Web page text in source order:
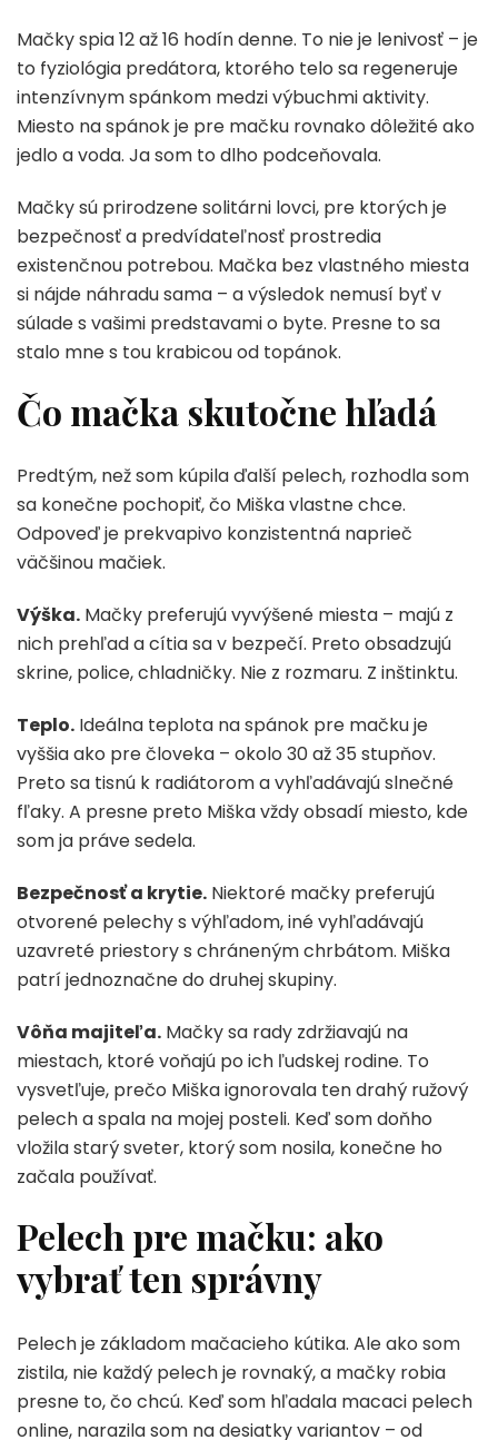
Mačky spia 12 až 16 hodín denne. To nie je lenivosť – je
to fyziológia predátora, ktorého telo sa regeneruje
intenzívnym spánkom medzi výbuchmi aktivity.
Miesto na spánok je pre mačku rovnako dôležité ako
jedlo a voda. Ja som to dlho podceňovala.
Mačky sú prirodzene solitárni lovci, pre ktorých je
bezpečnosť a predvídateľnosť prostredia
existenčnou potrebou. Mačka bez vlastného miesta
si nájde náhradu sama – a výsledok nemusí byť v
súlade s vašimi predstavami o byte. Presne to sa
stalo mne s tou krabicou od topánok.
Čo mačka skutočne hľadá
Predtým, než som kúpila ďalší pelech, rozhodla som
sa konečne pochopiť, čo Miška vlastne chce.
Odpoveď je prekvapivo konzistentná naprieč
väčšinou mačiek.
Výška. Mačky preferujú vyvýšené miesta – majú z
nich prehľad a cítia sa v bezpečí. Preto obsadzujú
skrine, police, chladničky. Nie z rozmaru. Z inštinktu.
Teplo. Ideálna teplota na spánok pre mačku je
vyššia ako pre človeka – okolo 30 až 35 stupňov.
Preto sa tisnú k radiátorom a vyhľadávajú slnečné
fľaky. A presne preto Miška vždy obsadí miesto, kde
som ja práve sedela.
Bezpečnosť a krytie. Niektoré mačky preferujú
otvorené pelechy s výhľadom, iné vyhľadávajú
uzavreté priestory s chráneným chrbátom. Miška
patrí jednoznačne do druhej skupiny.
Vôňa majiteľa. Mačky sa rady zdržiavajú na
miestach, ktoré voňajú po ich ľudskej rodine. To
vysvetľuje, prečo Miška ignorovala ten drahý ružový
pelech a spala na mojej posteli. Keď som doňho
vložila starý sveter, ktorý som nosila, konečne ho
začala používať.
Pelech pre mačku: ako
vybrať ten správny
Pelech je základom mačacieho kútika. Ale ako som
zistila, nie každý pelech je rovnaký, a mačky robia
presne to, čo chcú. Keď som hľadala macaci pelech
online, narazila som na desiatky variantov – od